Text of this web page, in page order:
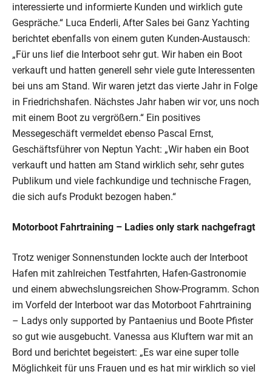
interessierte und informierte Kunden und wirklich gute
Gespräche.“ Luca Enderli, After Sales bei Ganz Yachting
berichtet ebenfalls von einem guten Kunden-Austausch:
„Für uns lief die Interboot sehr gut. Wir haben ein Boot
verkauft und hatten generell sehr viele gute Interessenten
bei uns am Stand. Wir waren jetzt das vierte Jahr in Folge
in Friedrichshafen. Nächstes Jahr haben wir vor, uns noch
mit einem Boot zu vergrößern.“ Ein positives
Messegeschäft vermeldet ebenso Pascal Ernst,
Geschäftsführer von Neptun Yacht: „Wir haben ein Boot
verkauft und hatten am Stand wirklich sehr, sehr gutes
Publikum und viele fachkundige und technische Fragen,
die sich aufs Produkt bezogen haben.“
Motorboot Fahrtraining – Ladies only stark nachgefragt
Trotz weniger Sonnenstunden lockte auch der Interboot
Hafen mit zahlreichen Testfahrten, Hafen-Gastronomie
und einem abwechslungsreichen Show-Programm. Schon
im Vorfeld der Interboot war das Motorboot Fahrtraining
– Ladys only supported by Pantaenius und Boote Pfister
so gut wie ausgebucht. Vanessa aus Kluftern war mit an
Bord und berichtet begeistert: „Es war eine super tolle
Möglichkeit für uns Frauen und es hat mir wirklich so viel